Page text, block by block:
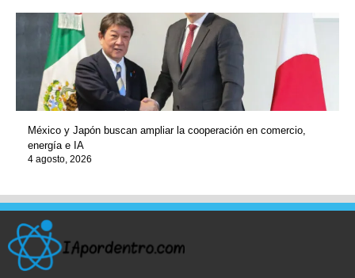
México y Japón buscan ampliar la cooperación en comercio,
energía e IA
4 agosto, 2026